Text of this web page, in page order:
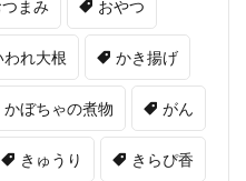
まみ おやつ
われ大根 かき揚げ
かぼちゃの煮物 がん
きゅうり きらぴ香